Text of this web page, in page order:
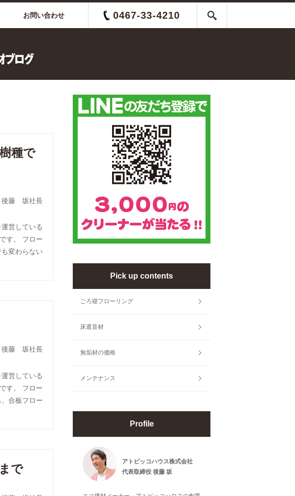
お問い合わせ 0467-33-4210
種で
後藤 坂社長
営している
す。 フロー
変わらない
後藤 坂社長
営している
す。 フロー
合板フロー
で
Pick up contents
ごろ寝フローリング
床遮音材
無垢材の価格
メンテナンス
Profile
アトピッコハウス株式会社
代表取締役 後藤 坂